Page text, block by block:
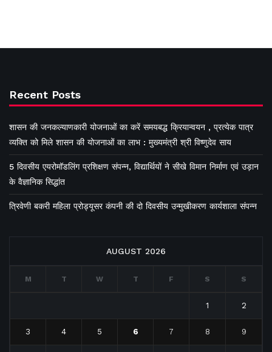
Recent Posts
शासन की जनकल्याणकारी योजनाओं का करें समयबद्ध क्रियान्वयन , प्रत्येक पात्र
व्यक्ति को मिले शासन की योजनाओं का लाभ : मुख्यमंत्री श्री विष्णुदेव साय
5 दिवसीय एयरोमॉडलिंग प्रशिक्षण संपन्न, विद्यार्थियों ने सीखे विमान निर्माण एवं उड़ान
के वैज्ञानिक सिद्धांत
त्रिवेणी बकरी महिला प्रोड्यूसर कंपनी की दो दिवसीय उन्मुखीकरण कार्यशाला संपन्न
AUGUST 2026
M T W T F S S
1 2
3 4 5 6 7 8 9